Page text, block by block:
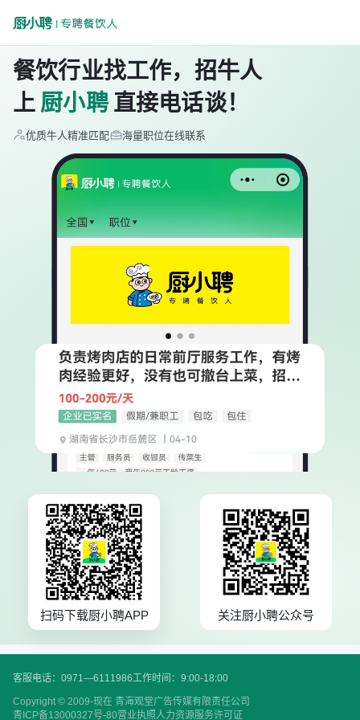
餐饮行业找工作，招牛人
上 厨小聘 直接电话谈！
优质牛人精准匹配 海量职位在线联系
扫码下载厨小聘APP 关注厨小聘公众号
客服电话：0971—6111986工作时间：9:00-18:00
Copyright © 2009-现在 青海观堂广告传媒有限责任公司
青ICP备13000327号-80营业执照人力资源服务许可证